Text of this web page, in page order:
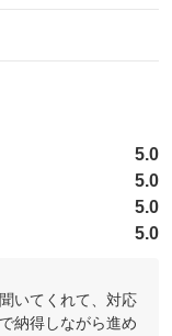
5.0
5.0
5.0
5.0
いてくれて、対応
納得しながら進め